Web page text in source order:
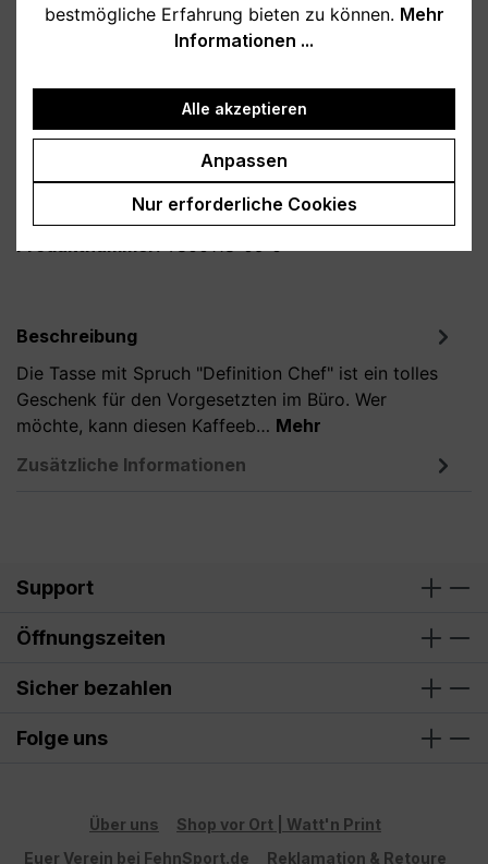
dunkelblau
lila
ohne Personalisieung
Produkt Anzahl: Gib den gewünschten
In den Warenkorb
Produktnummer:T800118-06-0
Beschreibung
Die Tasse mit Spruch "Definition Chef" ist ein tolles
Geschenk für den Vorgesetzten im Büro. Wer
möchte, kann diesen Kaffeeb… Mehr
Zusätzliche Informationen
Support
Öffnungszeiten
Sicher bezahlen
Folge uns
Über uns
Shop vor Ort | Watt'n Print
Euer Verein bei FehnSport.de
Reklamation & Retoure
bestmögliche Erfahrung bieten zu können. Mehr
Informationen ...
Alle akzeptieren
Anpassen
Nur erforderliche Cookies